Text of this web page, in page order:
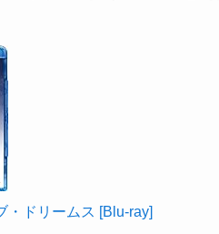
・ドリームス [Blu-ray]